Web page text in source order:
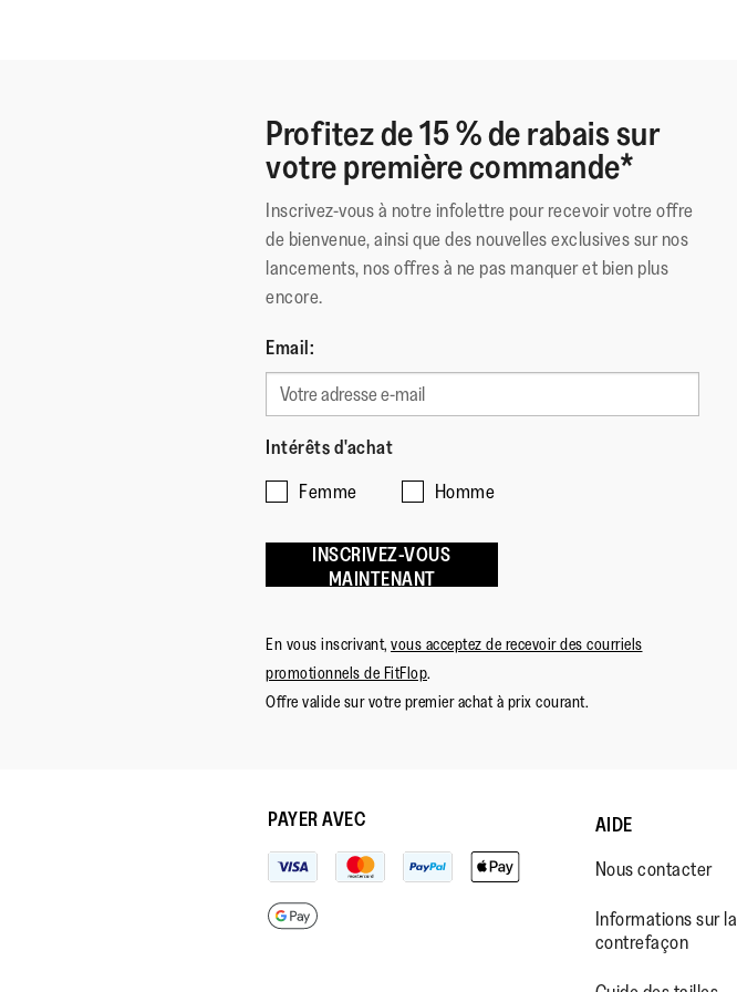
Profitez de 15 % de rabais sur
votre première commande*
Inscrivez-vous à notre infolettre pour recevoir votre offre
de bienvenue, ainsi que des nouvelles exclusives sur nos
lancements, nos offres à ne pas manquer et bien plus
encore.
Email:
Intérêts d'achat
Femme
Homme
INSCRIVEZ-VOUS
MAINTENANT
En vous inscrivant, vous acceptez de recevoir des courriels
promotionnels de FitFlop.
Offre valide sur votre premier achat à prix courant.
PAYER AVEC
AIDE
Nous contacter
Informations sur la
contrefaçon